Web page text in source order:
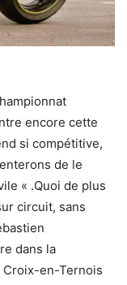
encore cette
si compétitive,
de le
« .Quoi de plus
circuit, sans
dans la
Croix-en-Ternois